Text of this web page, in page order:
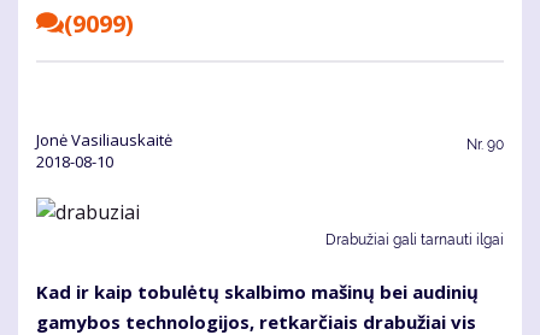
(9099)
Jonė Vasiliauskaitė
2018-08-10
Nr. 90
Drabužiai gali tarnauti ilgai
Kad ir kaip tobulėtų skalbimo mašinų bei audinių
gamybos technologijos, retkarčiais drabužiai vis